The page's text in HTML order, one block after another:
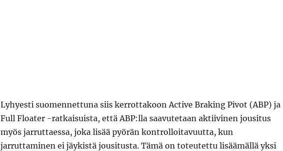
Lyhyesti suomennettuna siis kerrottakoon Active Braking Pivot (ABP) ja
Full Floater -ratkaisuista, että ABP:lla saavutetaan aktiivinen jousitus
myös jarruttaessa, joka lisää pyörän kontrolloitavuutta, kun
jarruttaminen ei jäykistä jousitusta. Tämä on toteutettu lisäämällä yksi